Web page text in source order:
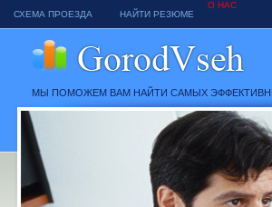
СХЕМА ПРОЕЗДА
О НАС
НАЙТИ РЕЗЮМЕ
МЫ ПОМОЖЕМ ВАМ НАЙТИ САМЫХ